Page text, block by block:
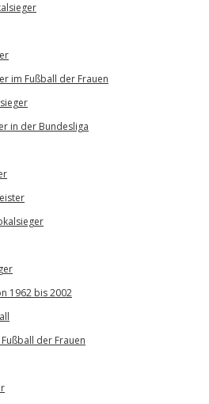
im Fußball der Frauen
in der Bundesliga
1962 bis 2002
der Frauen